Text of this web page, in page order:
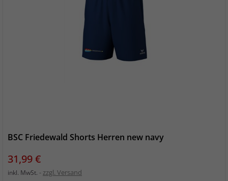
BSC Friedewald Shorts Herren new navy
Preis
31,99 €
inkl. MwSt. zzgl. Versand